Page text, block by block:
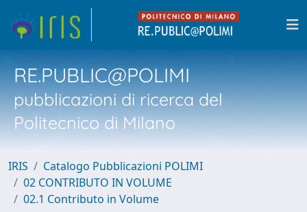
RE.PUBLIC@POLIMI
pubblicazioni di ricerca del
Politecnico di Milano
IRIS
Catalogo Pubblicazioni POLIMI
02 CONTRIBUTO IN VOLUME
02.1 Contributo in Volume